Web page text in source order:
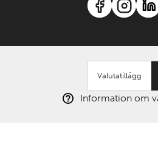
Valutatillägg
Information om